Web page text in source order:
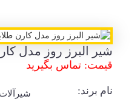
شیر البرز روز مدل
قیمت: تماس بگیرید
نام برند: شیرآلات